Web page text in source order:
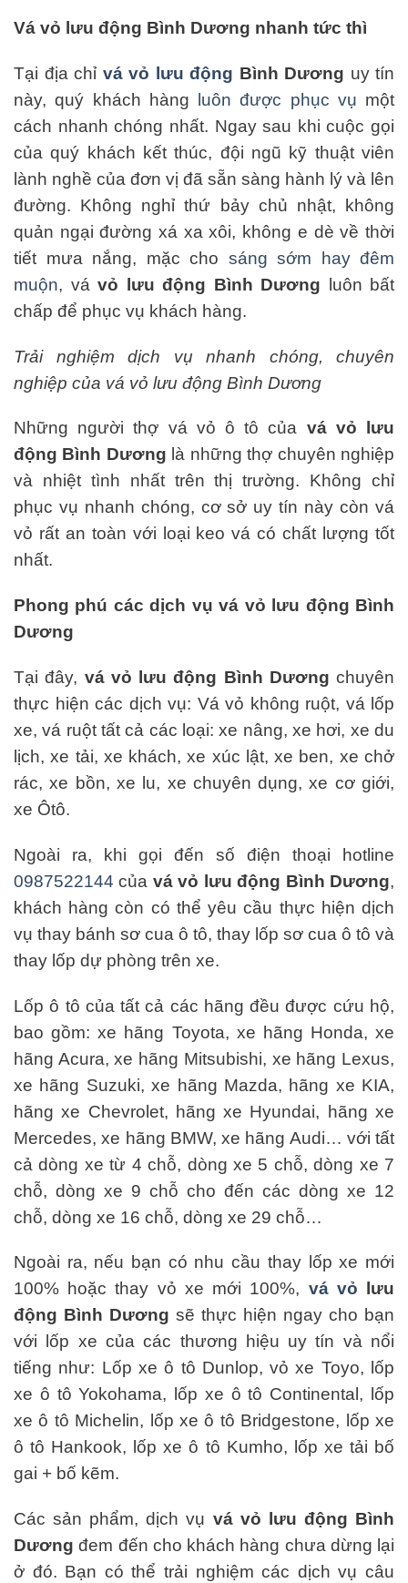
Vá vỏ lưu động Bình Dương nhanh tức thì
Tại địa chỉ vá vỏ lưu động Bình Dương uy tín
này, quý khách hàng luôn được phục vụ một
cách nhanh chóng nhất. Ngay sau khi cuộc gọi
của quý khách kết thúc, đội ngũ kỹ thuật viên
lành nghề của đơn vị đã sẵn sàng hành lý và lên
đường. Không nghỉ thứ bảy chủ nhật, không
quản ngại đường xá xa xôi, không e dè về thời
tiết mưa nắng, mặc cho sáng sớm hay đêm
muộn, vá vỏ lưu động Bình Dương luôn bất
chấp để phục vụ khách hàng.
Trải nghiệm dịch vụ nhanh chóng, chuyên
nghiệp của vá vỏ lưu động Bình Dương
Những người thợ vá vỏ ô tô của vá vỏ lưu
động Bình Dương là những thợ chuyên nghiệp
và nhiệt tình nhất trên thị trường. Không chỉ
phục vụ nhanh chóng, cơ sở uy tín này còn vá
vỏ rất an toàn với loại keo vá có chất lượng tốt
nhất.
Phong phú các dịch vụ vá vỏ lưu động Bình
Dương
Tại đây, vá vỏ lưu động Bình Dương chuyên
thực hiện các dịch vụ: Vá vỏ không ruột, vá lốp
xe, vá ruột tất cả các loại: xe nâng, xe hơi, xe du
lịch, xe tải, xe khách, xe xúc lật, xe ben, xe chở
rác, xe bồn, xe lu, xe chuyên dụng, xe cơ giới,
xe Ôtô.
Ngoài ra, khi gọi đến số điện thoại hotline
0987522144 của vá vỏ lưu động Bình Dương,
khách hàng còn có thể yêu cầu thực hiện dịch
vụ thay bánh sơ cua ô tô, thay lốp sơ cua ô tô và
thay lốp dự phòng trên xe.
Lốp ô tô của tất cả các hãng đều được cứu hộ,
bao gồm: xe hãng Toyota, xe hãng Honda, xe
hãng Acura, xe hãng Mitsubishi, xe hãng Lexus,
xe hãng Suzuki, xe hãng Mazda, hãng xe KIA,
hãng xe Chevrolet, hãng xe Hyundai, hãng xe
Mercedes, xe hãng BMW, xe hãng Audi… với tất
cả dòng xe từ 4 chỗ, dòng xe 5 chỗ, dòng xe 7
chỗ, dòng xe 9 chỗ cho đến các dòng xe 12
chỗ, dòng xe 16 chỗ, dòng xe 29 chỗ…
Ngoài ra, nếu bạn có nhu cầu thay lốp xe mới
100% hoặc thay vỏ xe mới 100%, vá vỏ lưu
động Bình Dương sẽ thực hiện ngay cho bạn
với lốp xe của các thương hiệu uy tín và nổi
tiếng như: Lốp xe ô tô Dunlop, vỏ xe Toyo, lốp
xe ô tô Yokohama, lốp xe ô tô Continental, lốp
xe ô tô Michelin, lốp xe ô tô Bridgestone, lốp xe
ô tô Hankook, lốp xe ô tô Kumho, lốp xe tải bố
gai + bố kẽm.
Các sản phẩm, dịch vụ vá vỏ lưu động Bình
Dương đem đến cho khách hàng chưa dừng lại
ở đó. Bạn có thể trải nghiệm các dịch vụ câu